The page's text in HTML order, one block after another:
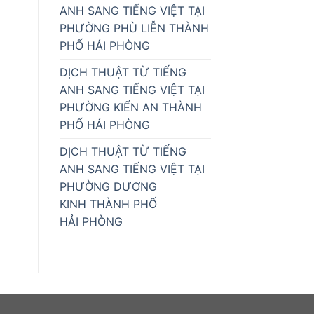
ANH SANG TIẾNG VIỆT TẠI
PHƯỜNG PHÙ LIỄN THÀNH
PHỐ HẢI PHÒNG
DỊCH THUẬT TỪ TIẾNG
ANH SANG TIẾNG VIỆT TẠI
PHƯỜNG KIẾN AN THÀNH
PHỐ HẢI PHÒNG
DỊCH THUẬT TỪ TIẾNG
ANH SANG TIẾNG VIỆT TẠI
PHƯỜNG DƯƠNG
KINH THÀNH PHỐ
HẢI PHÒNG